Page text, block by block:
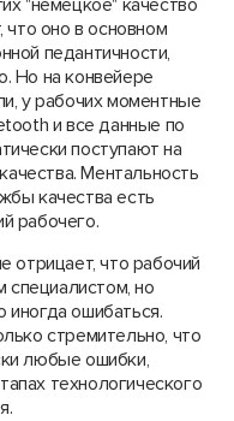
"немецкое" качество
что оно в основном
педантичности,
Но на конвейере
у рабочих моментные
и все данные по
поступают на
Ментальность
качества есть
рабочего.
отрицает, что рабочий
но
иногда ошибаться.
стремительно, что
любые ошибки,
технологического